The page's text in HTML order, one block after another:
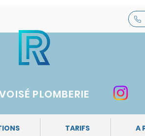
PLOMBERIE
TARIFS A